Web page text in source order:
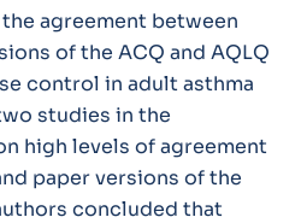
agreement between
of the ACQ and AQLQ
control in adult asthma
studies in the
high levels of agreement
paper versions of the
concluded that